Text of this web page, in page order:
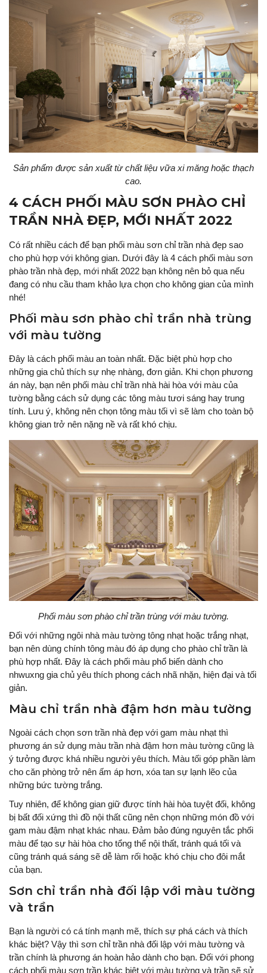
Sản phẩm được sản xuất từ chất liệu vữa xi măng hoặc thạch
cao.
4 CÁCH PHỐI MÀU SƠN PHÀO CHỈ
TRẦN NHÀ ĐẸP, MỚI NHẤT 2022
Có rất nhiều cách để bạn phối màu sơn chỉ trần nhà đẹp sao
cho phù hợp với không gian. Dưới đây là 4 cách phối màu sơn
phào trần nhà đẹp, mới nhất 2022 bạn không nên bỏ qua nếu
đang có nhu cầu tham khảo lựa chọn cho không gian của mình
nhé!
Phối màu sơn phào chỉ trần nhà trùng
với màu tường
Đây là cách phối màu an toàn nhất. Đặc biệt phù hợp cho
những gia chủ thích sự nhẹ nhàng, đơn giản. Khi chọn phương
án này, bạn nên phối màu chỉ trần nhà hài hòa với màu của
tường bằng cách sử dụng các tông màu tươi sáng hay trung
tính. Lưu ý, không nên chọn tông màu tối vì sẽ làm cho toàn bộ
không gian trở nên nặng nề và rất khó chịu.
Phối màu sơn phào chỉ trần trùng với màu tường.
Đối với những ngôi nhà màu tường tông nhạt hoặc trắng nhạt,
bạn nên dùng chính tông màu đó áp dụng cho phào chỉ trần là
phù hợp nhất. Đây là cách phối màu phổ biến dành cho
nhwuxng gia chủ yêu thích phong cách nhã nhặn, hiện đại và tối
giản.
Màu chỉ trần nhà đậm hơn màu tường
Ngoài cách chọn sơn trần nhà đẹp với gam màu nhạt thì
phương án sử dụng màu trần nhà đậm hơn màu tường cũng là
ý tưởng được khá nhiều người yêu thích. Màu tối góp phần làm
cho căn phòng trở nên ấm áp hơn, xóa tan sự lạnh lẽo của
những bức tường trắng.
Tuy nhiên, để không gian giữ được tính hài hòa tuyệt đối, không
bị bất đối xứng thì đồ nội thất cũng nên chọn những món đồ với
gam màu đậm nhạt khác nhau. Đảm bảo đúng nguyên tắc phối
màu để tạo sự hài hòa cho tổng thể nội thất, tránh quá tối và
cũng tránh quá sáng sẽ dễ làm rối hoặc khó chịu cho đôi mắt
của bạn.
Sơn chỉ trần nhà đối lập với màu tường
và trần
Bạn là người có cá tính mạnh mẽ, thích sự phá cách và thích
khác biệt? Vậy thì sơn chỉ trần nhà đối lập với màu tường và
trần chính là phương án hoàn hảo dành cho bạn. Đối với phong
cách phối màu sơn trần khác biệt với màu tường và trần sẽ sử